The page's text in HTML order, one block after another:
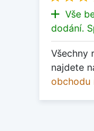
add Vše
dodání.
Všechny
najdete
obchodu